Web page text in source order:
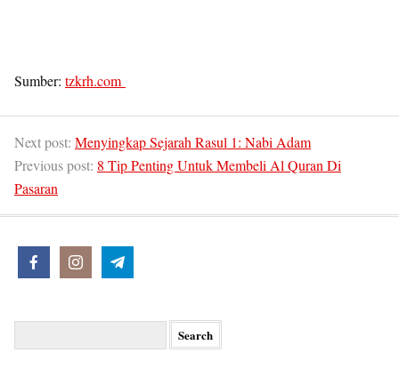
Sumber: tzkrh.com
Next post: Menyingkap Sejarah Rasul 1: Nabi Adam
Previous post: 8 Tip Penting Untuk Membeli Al Quran Di
Pasaran